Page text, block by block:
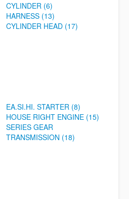
CYLINDER (6)
HARNESS (13)
CYLINDER HEAD (17)
EA.SI.HI. STARTER (8)
HOUSE RIGHT ENGINE (15)
SERIES GEAR
TRANSMISSION (18)